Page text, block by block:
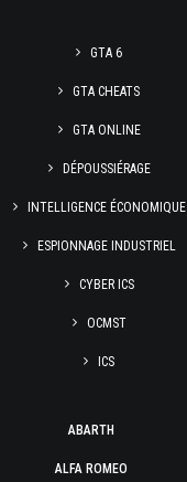
GTA 6
GTA CHEATS
GTA ONLINE
DÉPOUSSIÉRAGE
INTELLIGENCE ÉCONOMIQUE
ESPIONNAGE INDUSTRIEL
CYBER ICS
OCMST
ICS
ABARTH
ALFA ROMEO